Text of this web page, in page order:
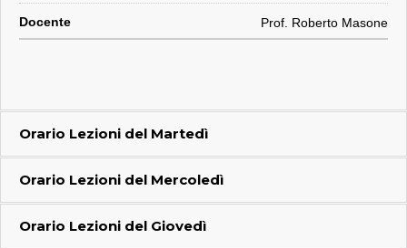
Prof. Roberto Masone
Orario Lezioni del Martedì
Orario Lezioni del Mercoledì
Orario Lezioni del Giovedì